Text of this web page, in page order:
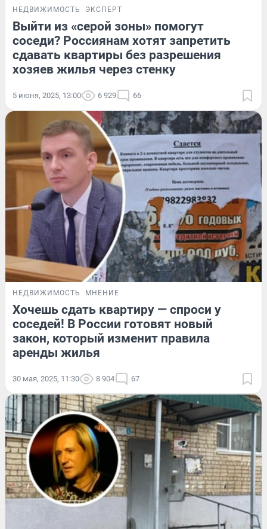
НЕДВИЖИМОСТЬ ЭКСПЕРТ
Выйти из «серой зоны» помогут
соседи? Россиянам хотят запретить
сдавать квартиры без разрешения
хозяев жилья через стенку
5 июня, 2025, 13:00 6 929 66
НЕДВИЖИМОСТЬ МНЕНИЕ
Хочешь сдать квартиру — спроси у
соседей! В России готовят новый
закон, который изменит правила
аренды жилья
30 мая, 2025, 11:30 8 904 67